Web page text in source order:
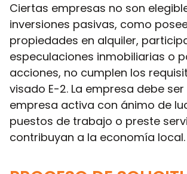
Ciertas empresas no son
inversiones pasivas, como
propiedades en alquiler,
especulaciones inmobiliarias o
acciones, no cumplen los
visado E-2. La empresa debe ser
empresa activa con ánimo de
puestos de trabajo o preste
contribuyan a la economía local.